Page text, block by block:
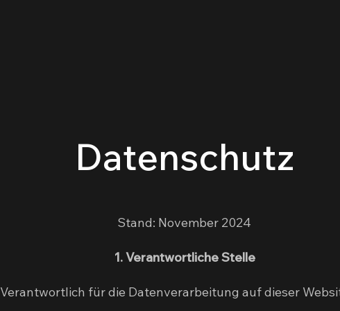
Datenschutz
Stand: November 2024
1. Verantwortliche Stelle
Verantwortlich für die Datenverarbeitung auf dieser